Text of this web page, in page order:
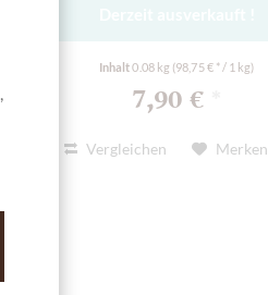
Inhalt0.08 kg (98,75 € * / 1 kg)
7,90 €
Vergleichen Merken